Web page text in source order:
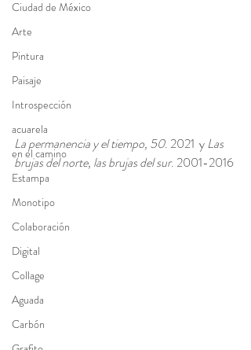
Ciudad de México
Arte
Pintura
Paisaje
Introspección
acuarela
en el camino
Estampa
Monotipo
Colaboración
Digital
Collage
Aguada
Carbón
La permanencia y el tiempo, 50. 2021  y Las
brujas del norte, las brujas del sur. 2001-2016